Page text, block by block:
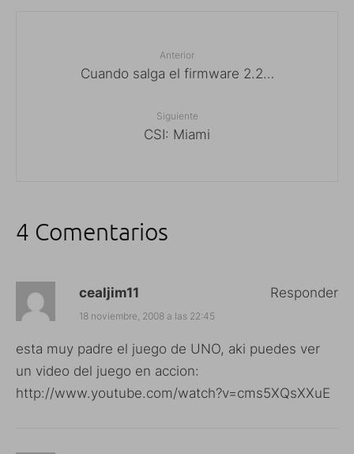
Anterior
Cuando salga el firmware 2.2…
Siguiente
CSI: Miami
4 Comentarios
cealjim11
18 noviembre, 2008 a las 22:45
esta muy padre el juego de UNO, aki puedes ver
un video del juego en accion:
http://www.youtube.com/watch?v=cms5XQsXXuE
Responder